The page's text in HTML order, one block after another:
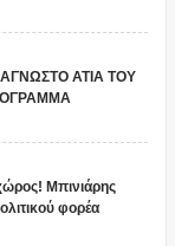
ΑΤΙΑ ΤΟΥ
Μπινιάρης
φορέα